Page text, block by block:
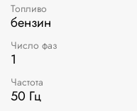
Топливо
бензин
Число фаз
1
Частота
50 Гц